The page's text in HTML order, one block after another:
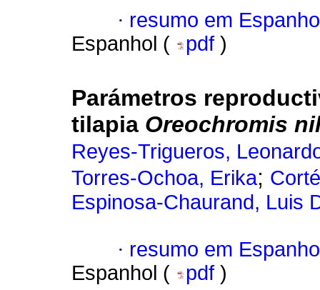
· resumo em
Espanhol (
pdf )
Parámetros
tilapia Oreochromis
Reyes-Trigueros,
Torres-Ochoa, Erika;
Espinosa-Chaurand, Luis
· resumo em
Espanhol (
pdf )